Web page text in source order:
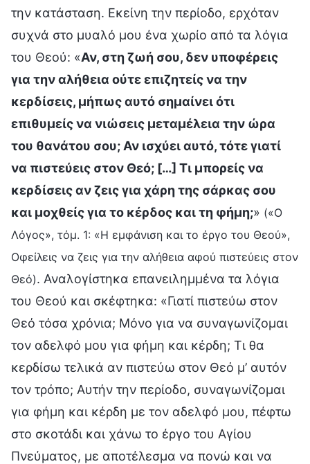
την κατάσταση. Εκείνη την περίοδο, ερχόταν
συχνά στο μυαλό μου ένα χωρίο από τα λόγια
του Θεού: «Αν, στη ζωή σου, δεν υποφέρεις
για την αλήθεια ούτε επιζητείς να την
κερδίσεις, μήπως αυτό σημαίνει ότι
επιθυμείς να νιώσεις μεταμέλεια την ώρα
του θανάτου σου; Αν ισχύει αυτό, τότε γιατί
να πιστεύεις στον Θεό; […] Τι μπορείς να
κερδίσεις αν ζεις για χάρη της σάρκας σου
και μοχθείς για το κέρδος και τη φήμη;» («Ο
Λόγος», τόμ. 1: «Η εμφάνιση και το έργο του Θεού»,
Οφείλεις να ζεις για την αλήθεια αφού πιστεύεις στον
Θεό). Αναλογίστηκα επανειλημμένα τα λόγια
του Θεού και σκέφτηκα: «Γιατί πιστεύω στον
Θεό τόσα χρόνια; Μόνο για να συναγωνίζομαι
τον αδελφό μου για φήμη και κέρδη; Τι θα
κερδίσω τελικά αν πιστεύω στον Θεό μ’ αυτόν
τον τρόπο; Αυτήν την περίοδο, συναγωνίζομαι
για φήμη και κέρδη με τον αδελφό μου, πέφτω
στο σκοτάδι και χάνω το έργο του Αγίου
Πνεύματος, με αποτέλεσμα να πονώ και να